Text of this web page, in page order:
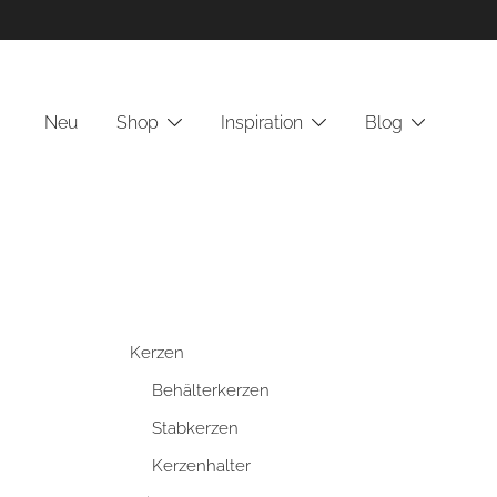
Neu Shop Inspiration Blog
Kerzen
Behälterkerzen
Stabkerzen
Kerzenhalter